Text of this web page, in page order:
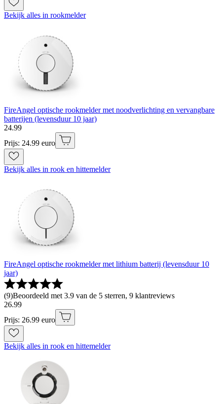
Bekijk alles in rookmelder
FireAngel optische rookmelder met noodverlichting en vervangbare
batterijen (levensduur 10 jaar)
24.99
Prijs: 24.99 euro
Bekijk alles in rook en hittemelder
FireAngel optische rookmelder met lithium batterij (levensduur 10
jaar)
(9)Beoordeeld met 3.9 van de 5 sterren, 9 klantreviews
26.99
Prijs: 26.99 euro
Bekijk alles in rook en hittemelder